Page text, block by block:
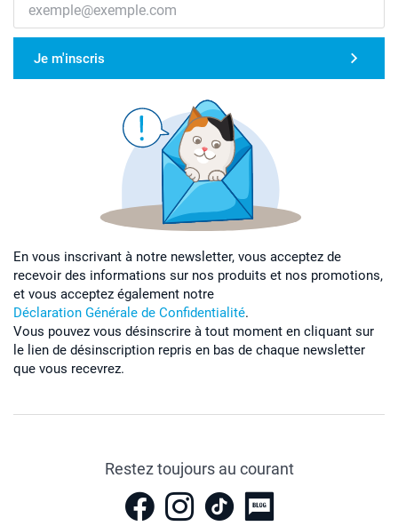
Je m'inscris
En vous inscrivant à notre newsletter, vous acceptez de
recevoir des informations sur nos produits et nos promotions,
et vous acceptez également notre
Déclaration Générale de Confidentialité.
Vous pouvez vous désinscrire à tout moment en cliquant sur
le lien de désinscription repris en bas de chaque newsletter
que vous recevrez.
Restez toujours au courant